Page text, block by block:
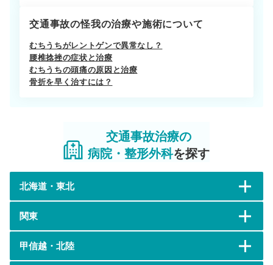
交通事故の怪我の治療や施術について
むちうちがレントゲンで異常なし？
腰椎捻挫の症状と治療
むちうちの頭痛の原因と治療
骨折を早く治すには？
交通事故治療の
病院・整形外科を探す
北海道・東北
関東
甲信越・北陸